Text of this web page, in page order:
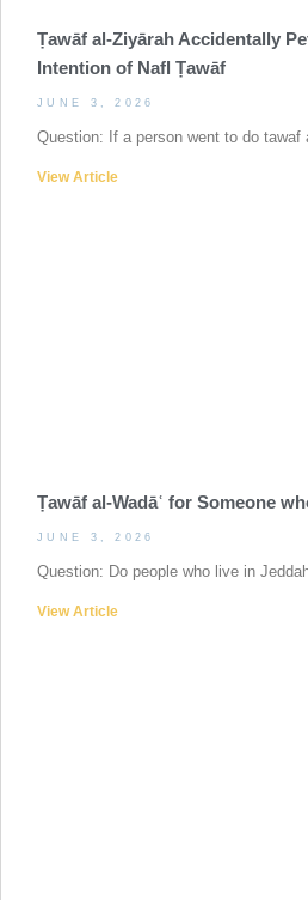
Ṭawāf al-Ziyārah Accidentally
Intention of Nafl Ṭawāf
JUNE 3, 2026
Question: If a person went to do tawaf
View Article
Ṭawāf al-Wadāʿ for Someone
JUNE 3, 2026
Question: Do people who live in
View Article